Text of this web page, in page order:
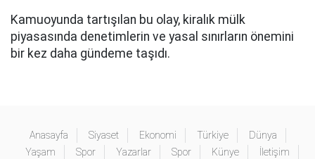
Kamuoyunda tartışılan bu olay, kiralık mülk
piyasasında denetimlerin ve yasal sınırların önemini
bir kez daha gündeme taşıdı.
Anasayfa Siyaset Ekonomi Türkiye
Dünya
Yaşam
Spor Yazarlar Spor Künye
İletişim